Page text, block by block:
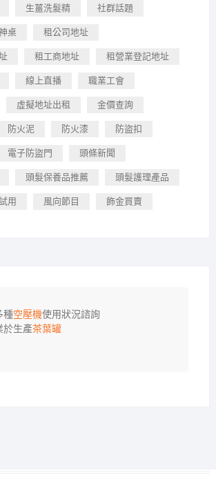
生薑洗髮精 社群話題
桌 租公司地址
租工商地址 租營業登記地址
線上直播 職業工會
虛擬地址出租 金價查詢
防火泥 防火漆 防盜扣
電子防盜門 頭條新聞
頭髮保養品推薦 頭髮護理產品
用 風向節目 飾金買賣
種空壓機使用狀況諮詢
於生產茶葉罐